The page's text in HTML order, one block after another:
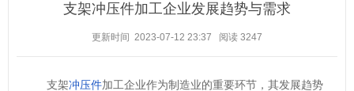
支架冲压件加工企业发展趋势与需求
更新时间 2023-07-12 23:37 阅读 3247
支架冲压件加工企业作为制造业的重要环节，其发展趋势